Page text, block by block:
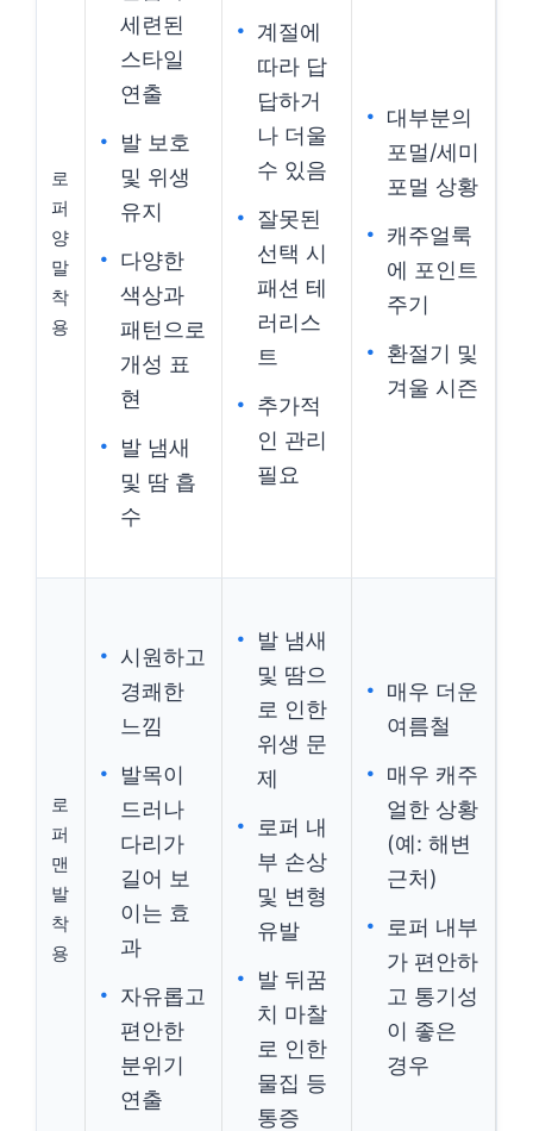
로
퍼
양
말
착
용
세련된
스타일
연출
발 보호
및 위생
유지
다양한
색상과
패턴으로
개성 표
현
발 냄새
및 땀 흡
수
계절에
따라 답
답하거
나 더울
수 있음
잘못된
선택 시
패션 테
러리스
트
추가적
인 관리
필요
대부분의
포멀/세미
포멀 상황
캐주얼룩
에 포인트
주기
환절기 및
겨울 시즌
로
퍼
맨
발
착
용
시원하고
경쾌한
느낌
발목이
드러나
다리가
길어 보
이는 효
과
자유롭고
편안한
분위기
연출
발 냄새
및 땀으
로 인한
위생 문
제
로퍼 내
부 손상
및 변형
유발
발 뒤꿈
치 마찰
로 인한
물집 등
통증
매우 더운
여름철
매우 캐주
얼한 상황
(예: 해변
근처)
로퍼 내부
가 편안하
고 통기성
이 좋은
경우